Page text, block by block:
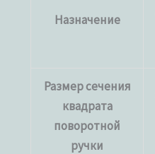
Назначение
Размер сечения
квадрата
поворотной
ручки